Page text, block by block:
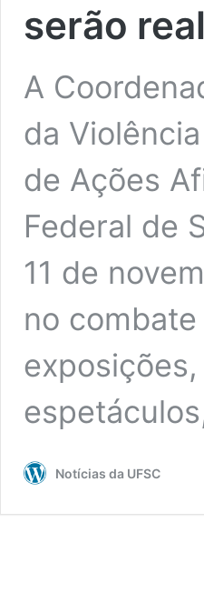
serão
A
da
de Ações
Federal de
11 de
no
Notícias da UFSC